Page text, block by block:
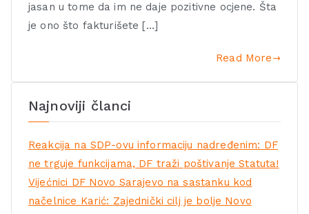
jasan u tome da im ne daje pozitivne ocjene. Šta
je ono što fakturišete […]
Read More
Najnoviji članci
Reakcija na SDP-ovu informaciju nadređenim: DF
ne trguje funkcijama, DF traži poštivanje Statuta!
Vijećnici DF Novo Sarajevo na sastanku kod
načelnice Karić: Zajednički cilj je bolje Novo